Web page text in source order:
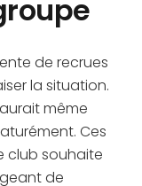
de recrues
la situation.
même
Ces
club souhaite
de